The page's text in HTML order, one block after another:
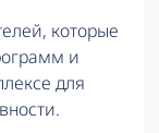
которые
и
для